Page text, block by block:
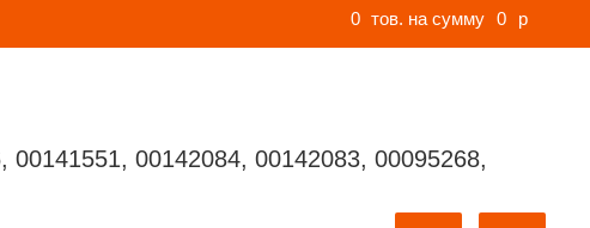
0 тов. на сумму 0 p
00142084, 00142083, 00095268,